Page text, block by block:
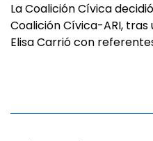
La Coalición Cívica
Coalición Cívica-ARI,
Elisa Carrió con